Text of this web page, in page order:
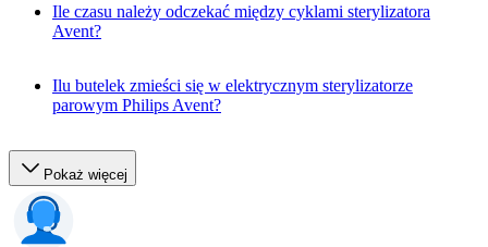
Ile czasu należy odczekać między cyklami sterylizatora
Avent?
Ilu butelek zmieści się w elektrycznym sterylizatorze
parowym Philips Avent?
Pokaż więcej